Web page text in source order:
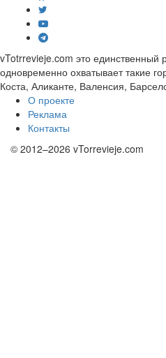
vTotrrevieje.com это единственный
одновременно охватывает такие
Коста, Аликанте, Валенсия,
О проекте
Реклама
Контакты
© 2012–2026 vTorrevieje.com